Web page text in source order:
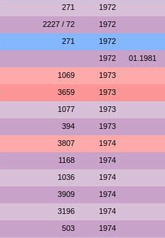
271 1972
2227 / 72 1972
271 1972
1972 01.1981
1069 1973
3659 1973
1077 1973
394 1973
3807 1974
1168 1974
1036 1974
3909 1974
3196 1974
503 1974